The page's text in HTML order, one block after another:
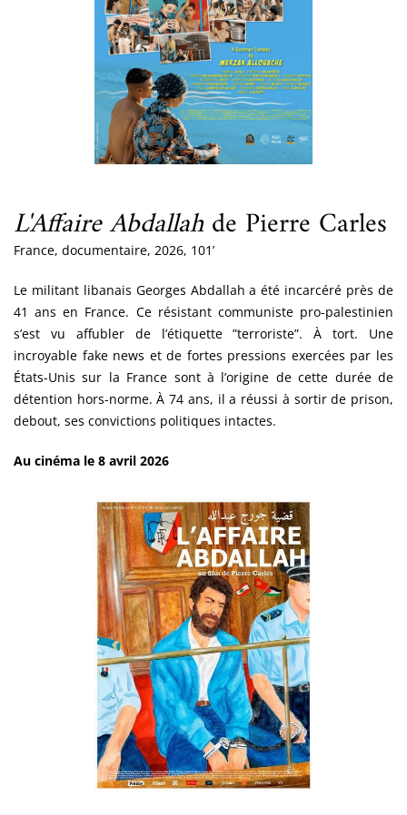
L'Affaire Abdallahde Pierre Carles
France, documentaire, 2026, 101’
Le militant libanais Georges Abdallah a été incarcéré près de
41 ans en France. Ce résistant communiste pro-palestinien
s’est vu affubler de l’étiquette ”terroriste”. À tort. Une
incroyable fake news et de fortes pressions exercées par les
États-Unis sur la France sont à l’origine de cette durée de
détention hors-norme. À 74 ans, il a réussi à sortir de prison,
debout, ses convictions politiques intactes.
Au cinéma le 8 avril 2026